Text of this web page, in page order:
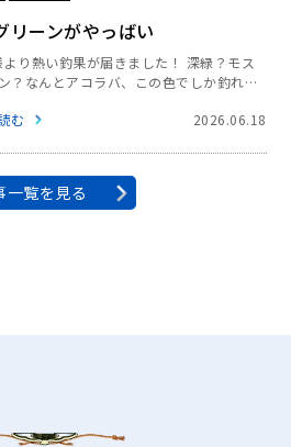
リーンがやっばい
より熱い釣果が届きました！ 深緑？モス
？なんとアコラバ、この色でしか釣れな
2026.06.18
む
一覧を見る